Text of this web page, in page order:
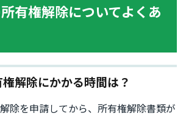
有権解除についてよくあ
解除にかかる時間は？
除を申請してから、所有権解除書類が